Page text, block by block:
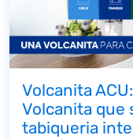
Volcanita
Volcanita que
tabiqueria